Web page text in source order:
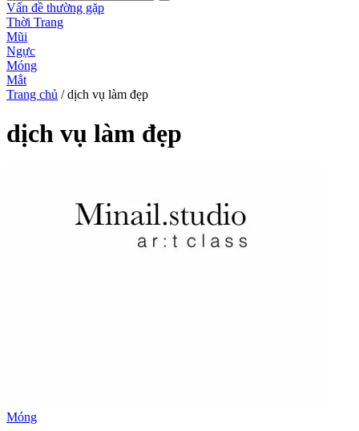
Vấn đề thường gặp
Thời Trang
Mũi
Ngực
Móng
Mắt
Trang chủ / dịch vụ làm đẹp
dịch vụ làm đẹp
Móng